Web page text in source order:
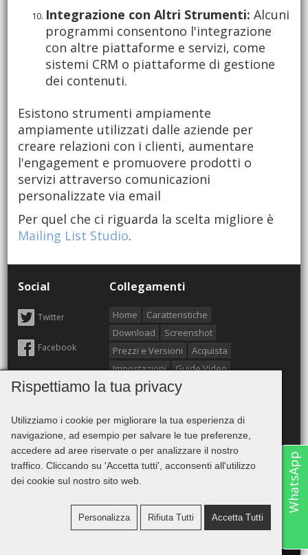
Rispettiamo la tua privacy
Utilizziamo i cookie per migliorare la tua esperienza di
navigazione, ad esempio per salvare le tue preferenze,
accedere ad aree riservate o per analizzare il nostro
traffico. Cliccando su 'Accetta tutti', acconsenti all'utilizzo
dei cookie sul nostro sito web.
Personalizza Rifiuta Tutti Accetta Tutti
Integrazione con Altri Strumenti: Alcuni
programmi consentono l'integrazione
con altre piattaforme e servizi, come
sistemi CRM o piattaforme di gestione
dei contenuti.
Esistono strumenti ampiamente
ampiamente utilizzati dalle aziende per
creare relazioni con i clienti, aumentare
l'engagement e promuovere prodotti o
servizi attraverso comunicazioni
personalizzate via email
Per quel che ci riguarda la scelta migliore è
Mailing List Studio.
Social
Twitter
Facebook
Collegamenti
Home
Caratteristiche
Download
Screenshot
Prezzi e Versioni
Acquista
Impostazioni
Guide Video
FAQ
Cronologia
Contatti
Contratto
Mappa Clienti
Differenze tra le versioni
Principali motivi
Installalo su Mac
WhatsApp